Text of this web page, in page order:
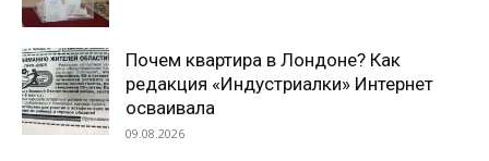
Почем квартира в Лондоне? Как
редакция «Индустриалки» Интернет
осваивала
09.08.2026